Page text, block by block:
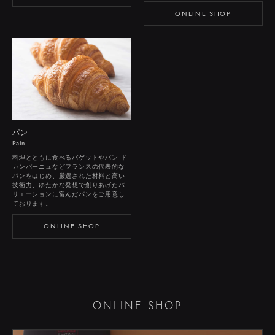
ONLINE SHOP
パン
Pain
料理とともに食べるバゲットやパン ド
カンパーニュなどフランスの代表的な
パンをはじめ、厳選された材料と高い
技術力、ゆたかな発想で創りあげたバ
リエーションに富んだパンをご用意し
ております。
ONLINE SHOP
ONLINE SHOP